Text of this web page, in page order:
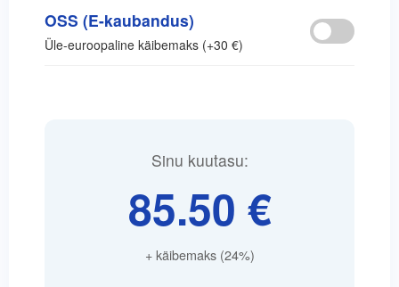
OSS (E-kaubandus)
Üle-euroopaline käibemaks (+30 €)
Sinu kuutasu:
85.50 €
+ käibemaks (24%)